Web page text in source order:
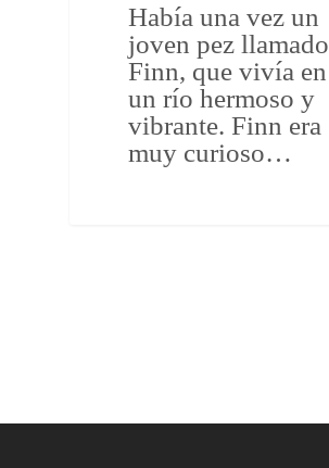
Había una vez un
joven pez llamado
Finn, que vivía en
un río hermoso y
vibrante. Finn era
muy curioso…